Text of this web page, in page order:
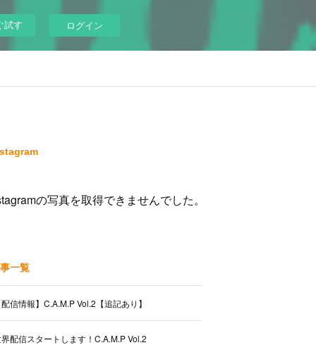
試す ログイン
の写真を取得できませんでした。
一覧
配信情報】C.A.M.P Vol.2【追記あり】
配信スタートします！C.A.M.P Vol.2